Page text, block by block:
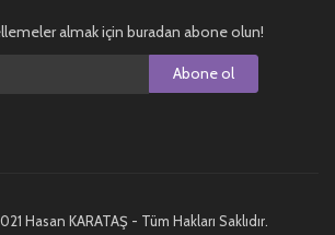
almak için buradan abone olun!
Abone ol
Hasan KARATAŞ - Tüm Hakları Saklıdır.